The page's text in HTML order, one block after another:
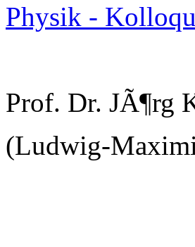
Physik -
Prof. Dr. JÃ¶rg
(Ludwig-